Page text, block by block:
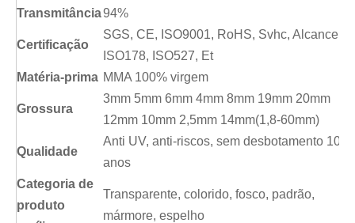
Transmitância94%
Certificação
SGS, CE, ISO9001, RoHS, Svhc, Alcance,
ISO178, ISO527, Et
Matéria-prima MMA 100% virgem
Grossura
3mm 5mm 6mm 4mm 8mm 19mm 20mm
12mm 10mm 2,5mm 14mm(1,8-60mm)
Qualidade
Anti UV, anti-riscos, sem desbotamento 10-
anos
Categoria de
produto
Transparente, colorido, fosco, padrão,
mármore, espelho